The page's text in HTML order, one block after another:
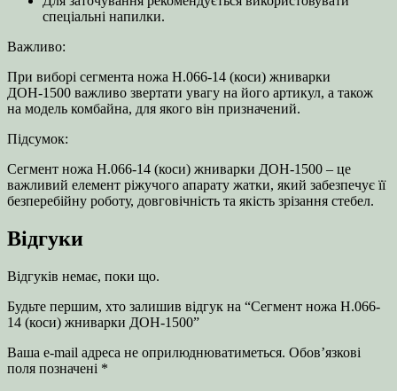
спеціальні напилки.
Важливо:
При виборі сегмента ножа Н.066-14 (коси) жниварки
ДОН-1500 важливо звертати увагу на його артикул, а також
на модель комбайна, для якого він призначений.
Підсумок:
Сегмент ножа Н.066-14 (коси) жниварки ДОН-1500 – це
важливий елемент ріжучого апарату жатки, який забезпечує її
безперебійну роботу, довговічність та якість зрізання стебел.
Відгуки
Відгуків немає, поки що.
Будьте першим, хто залишив відгук на “Сегмент ножа Н.066-
14 (коси) жниварки ДОН-1500”
Ваша e-mail адреса не оприлюднюватиметься. Обов’язкові
поля позначені *